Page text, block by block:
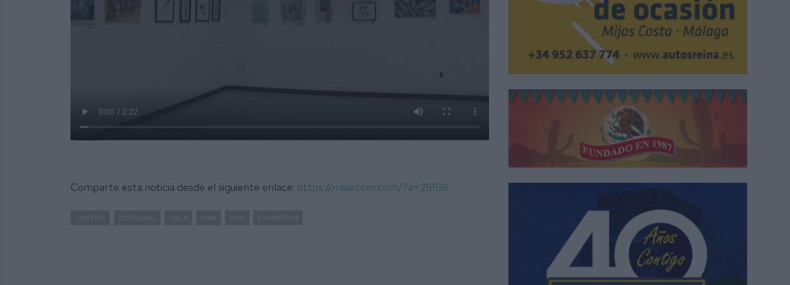
Comparte esta noticia desde el siguiente enlace: https://mijascom.com/?a=28198